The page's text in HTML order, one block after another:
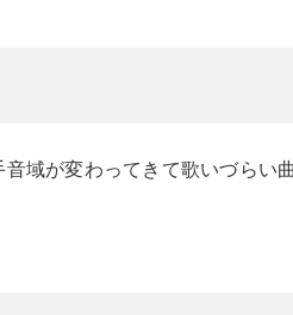
域が変わってきて歌いづらい